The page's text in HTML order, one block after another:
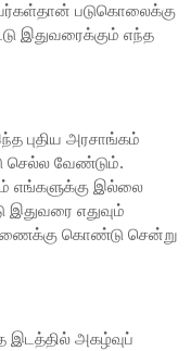
படுகொலைக்கு
இதுவரைக்கும் எந்த
புதிய அரசாங்கம்
வேண்டும்.
எங்களுக்கு இல்லை
எதுவும்
கொண்டு சென்று
இடத்தில் அகழ்வுப்